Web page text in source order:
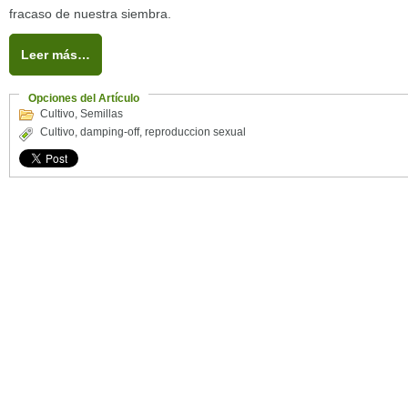
fracaso de nuestra siembra.
Leer más…
Opciones del Artículo
Cultivo, Semillas
Cultivo, damping-off, reproduccion sexual